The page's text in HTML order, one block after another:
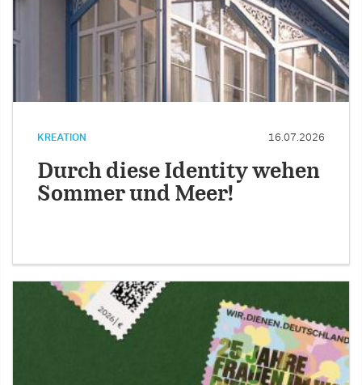
KREATION 16.07.2026
Durch diese Identity wehen
Sommer und Meer!